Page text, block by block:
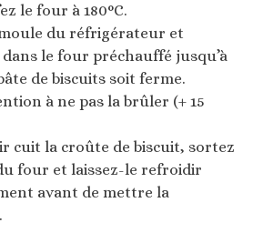
le four à 180°C.
du réfrigérateur et
le four préchauffé jusqu’à
de biscuits soit ferme.
à ne pas la brûler (+ 15
cuit la croûte de biscuit, sortez
four et laissez-le refroidir
avant de mettre la